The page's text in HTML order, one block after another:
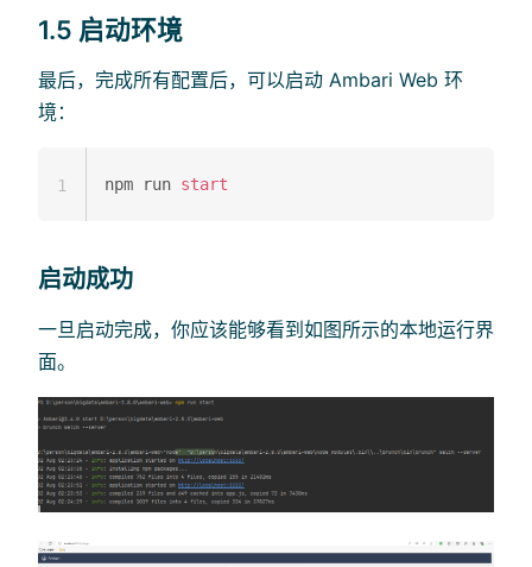
1.5 启动环境
最后，完成所有配置后，可以启动 Ambari Web 环
境：
npm run start
1
启动成功
一旦启动完成，你应该能够看到如图所示的本地运行界
面。